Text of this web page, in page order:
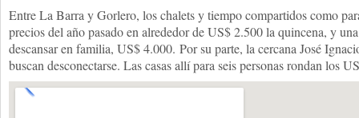
Entre La Barra y Gorlero, los chalets y tiempo compartidos como
precios del año pasado en alrededor de US$ 2.500 la quincena, y
descansar en familia, US$ 4.000. Por su parte, la cercana José
buscan desconectarse. Las casas allí para seis personas rondan los